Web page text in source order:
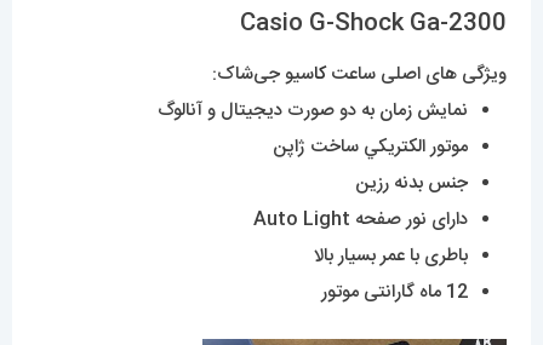
Casio G-Shock Ga-2300
ویژگی های اصلی ساعتکاسیو جی‌شاک:
نمایش زمان به دو صورت دیجیتال و آنالوگ
موتور الکتريکي ساخت ژاپن
جنس بدنه رزین
دارای نور صفحه Auto Light
باطری با عمر بسیار بالا
12 ماه گارانتی موتور